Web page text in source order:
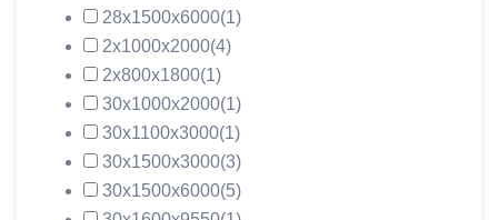
28х1500х6000(1)
2х1000х2000(4)
2х800х1800(1)
30х1000х2000(1)
30х1100х3000(1)
30х1500х3000(3)
30х1500х6000(5)